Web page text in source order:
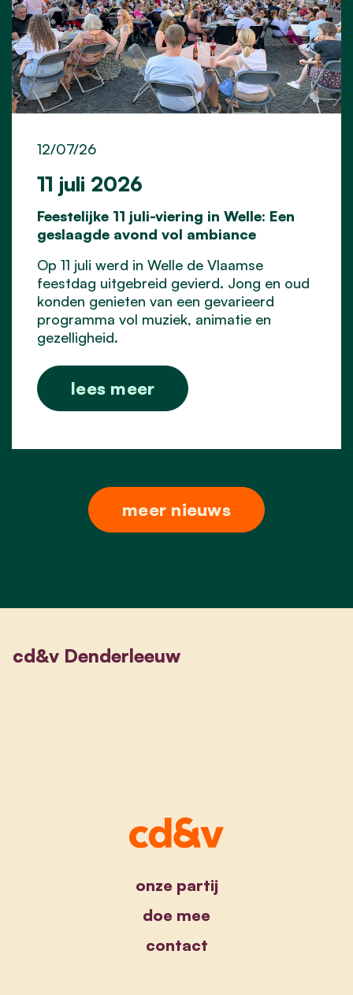
11 juli 2026
12/07/26
Feestelijke 11 juli-viering in Welle: Een
geslaagde avond vol ambiance
Op 11 juli werd in Welle de Vlaamse
feestdag uitgebreid gevierd. Jong en oud
konden genieten van een gevarieerd
programma vol muziek, animatie en
gezelligheid.
lees meer
meer nieuws
cd&v Denderleeuw
onze partij
doe mee
contact